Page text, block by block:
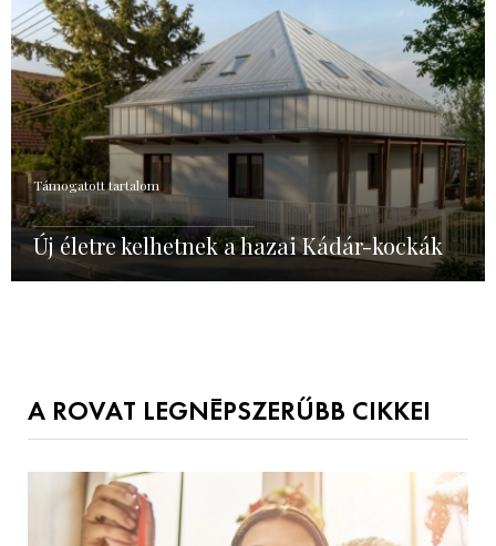
Támogatott tartalom
Új életre kelhetnek a hazai Kádár-kockák
A ROVAT LEGNÉPSZERŰBB CIKKEI